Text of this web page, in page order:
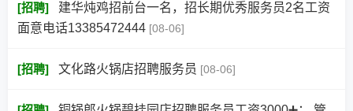
[招聘]
建华炖鸡招前台一名，招长期优秀服务员2名工资
面意电话13385472444 [08-06]
[招聘] 文化路火锅店招聘服务员 [08-06]